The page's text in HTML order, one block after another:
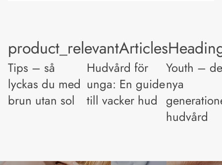
Tips – så
lyckas du med
brun utan sol
Hudvård för
unga: En guide
till vacker hud
Youth –
nya
hudvård